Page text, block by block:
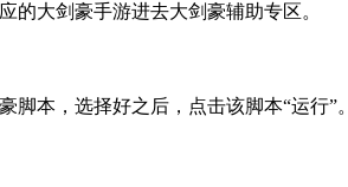
的大剑豪手游进去大剑豪辅助专区。
脚本，选择好之后，点击该脚本“运行”。